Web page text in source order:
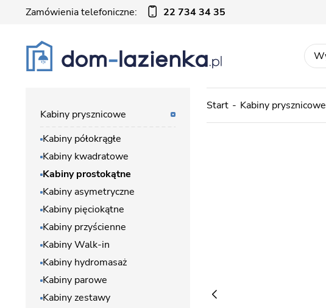
Zamówienia telefoniczne: 22 734 34 35
Start Kabiny prysznicowe
Kabiny prysznicowe
Kabiny półokrągłe
Kabiny kwadratowe
Kabiny prostokątne
Kabiny asymetryczne
Kabiny pięciokątne
Kabiny przyścienne
Kabiny Walk-in
Kabiny hydromasaż
Kabiny parowe
Kabiny zestawy